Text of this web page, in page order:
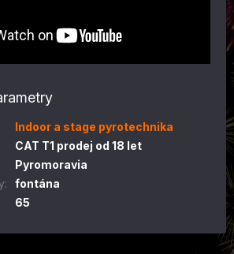
Indoor a stage pyrotechnika
CAT T1 prodej od 18 let
Pyromoravia
:
fontána
65